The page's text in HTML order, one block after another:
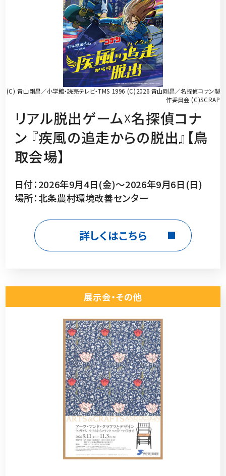
(C) 青山剛昌／小学館・読売テレビ・TMS 1996 (C)2026 青山剛昌／名探偵コナン製
作委員会 (C)SCRAP
リアル脱出ゲーム☓名探偵コナ
ン 『疾風の追走からの脱出』【鳥
取会場】
日付：2026年9月4日(金)～2026年9月6日(日)
場所：北条農村環境改善センター
詳しくはこちら
展示会・その他